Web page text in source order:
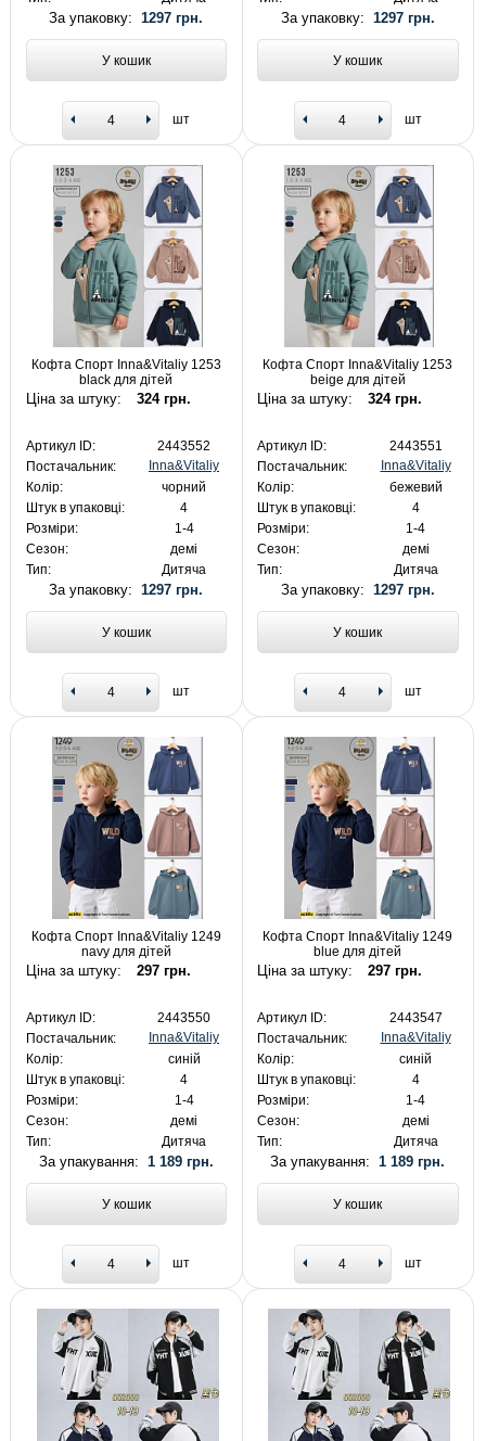
За упаковку:1297 грн.
У кошик
шт
За упаковку: 1297 грн.
У кошик
шт
Кофта Спорт Inna&Vitaliy 1253
black для дітей
Ціна за штуку: 324 грн.
Артикул ID:
2443552
Постачальник:
Inna&Vitaliy
Колір:
чорний
Штук в упаковці:
4
Розміри:
1-4
Сезон:
демі
Тип:
Дитяча
За упаковку:1297 грн.
У кошик
шт
Кофта Спорт Inna&Vitaliy 1253
beige для дітей
Ціна за штуку: 324 грн.
Артикул ID:
2443551
Постачальник:
Inna&Vitaliy
Колір:
бежевий
Штук в упаковці:
4
Розміри:
1-4
Сезон:
демі
Тип:
Дитяча
За упаковку: 1297 грн.
У кошик
шт
Кофта Спорт Inna&Vitaliy 1249
navy для дітей
Ціна за штуку: 297 грн.
Артикул ID:
2443550
Постачальник:
Inna&Vitaliy
Колір:
синій
Штук в упаковці:
4
Розміри:
1-4
Сезон:
демі
Тип:
Дитяча
За упакування: 1 189 грн.
У кошик
шт
Кофта Спорт Inna&Vitaliy 1249
blue для дітей
Ціна за штуку: 297 грн.
Артикул ID:
2443547
Постачальник:
Inna&Vitaliy
Колір:
синій
Штук в упаковці:
4
Розміри:
1-4
Сезон:
демі
Тип:
Дитяча
За упакування:1 189 грн.
У кошик
шт